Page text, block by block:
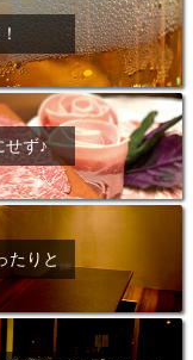
せず♪
たりと